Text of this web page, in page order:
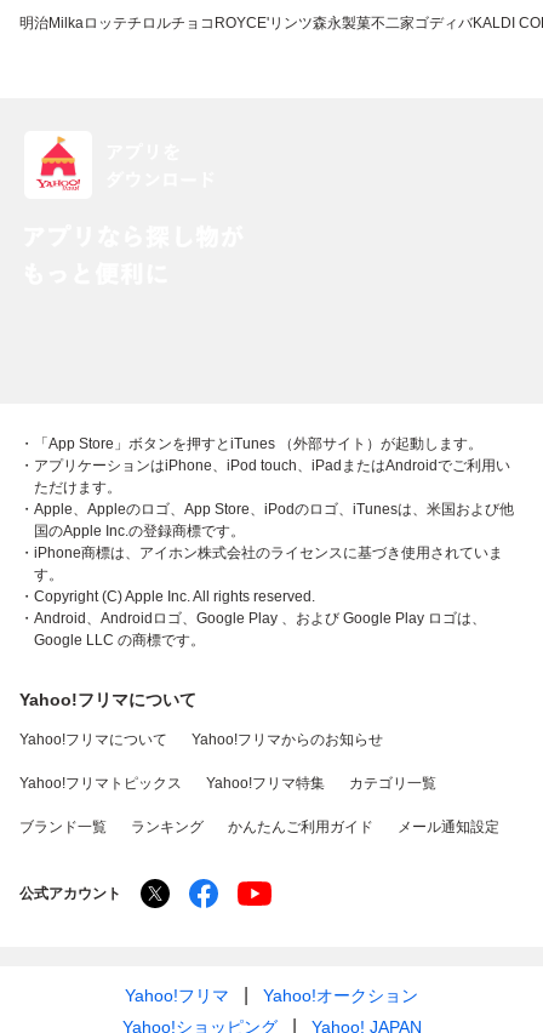
明治Milkaロッテチロルチョコ ROYCE'リンツ森永製菓不二家ゴディバKALDI
・「App Store」ボタンを押すとiTunes （外部サイト）が起動します。
・アプリケーションはiPhone、iPod touch、iPadまたはAndroidでご利用い
ただけます。
・Apple、Appleのロゴ、App Store、iPodのロゴ、iTunesは、米国および他
国のApple Inc.の登録商標です。
・iPhone商標は、アイホン株式会社のライセンスに基づき使用されていま
す。
・Copyright (C) Apple Inc. All rights reserved.
・Android、Androidロゴ、Google Play 、および Google Play ロゴは、
Google LLC の商標です。
Yahoo!フリマについて
Yahoo!フリマについて Yahoo!フリマからのお知らせ
Yahoo!フリマトピックス Yahoo!フリマ特集 カテゴリ一覧
ブランド一覧 ランキング かんたんご利用ガイド メール通知設定
公式アカウント
Yahoo!フリマ
Yahoo!オークション
Yahoo!ショッピング
Yahoo! JAPAN